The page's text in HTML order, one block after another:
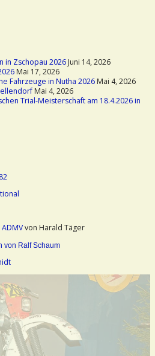
in Zschopau 2026Juni 14, 2026
Mai 17, 2026
Fahrzeuge in Nutha 2026Mai 4, 2026
Mai 4, 2026
Trial-Meisterschaft am 18.4.2026 in
von Harald Täger
von Ralf Schaum